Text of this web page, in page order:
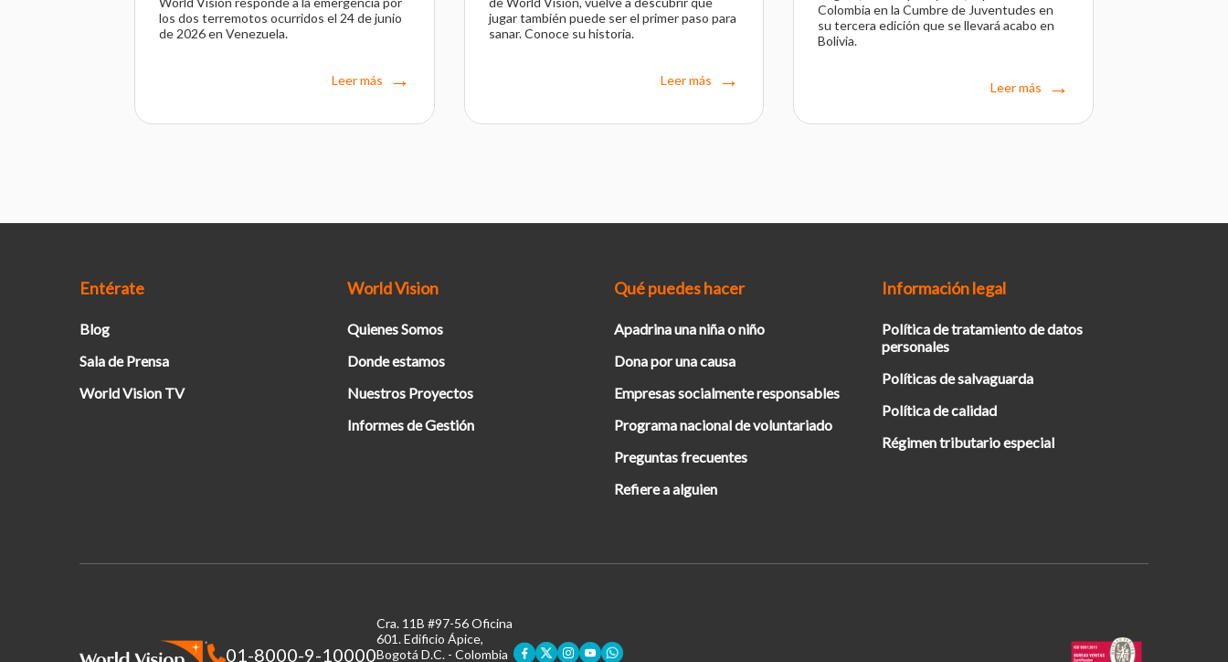
los dos terremotos ocurridos el 24 de junio
de 2026 en Venezuela.
Leer más
jugar también puede ser el primer paso para
sanar. Conoce su historia.
Leer más
Colombia en la Cumbre de Juventudes en
su tercera edición que se llevará acabo en
Bolivia.
Leer más
Entérate
Blog
Sala de Prensa
World Vision TV
World Vision
Quienes Somos
Donde estamos
Nuestros Proyectos
Informes de Gestión
Qué puedes hacer
Apadrina una niña o niño
Dona por una causa
Empresas socialmente responsables
Programa nacional de voluntariado
Preguntas frecuentes
Refiere a alguien
Información legal
Política de tratamiento de datos
personales
Políticas de salvaguarda
Política de calidad
Régimen tributario especial
01-8000-9-10000
Cra. 11B #97-56 Oficina
601.Edificio Ápice,
Bogotá D.C. - Colombia